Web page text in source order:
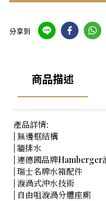
分享到
商品描述
產品詳情:
| 無邊框結構
| 牆排水
| 連德國品牌Hamberger
| 瑞士名牌水箱配件
| 漩渦式沖水技術
| 自由咀漩渦分體座廁